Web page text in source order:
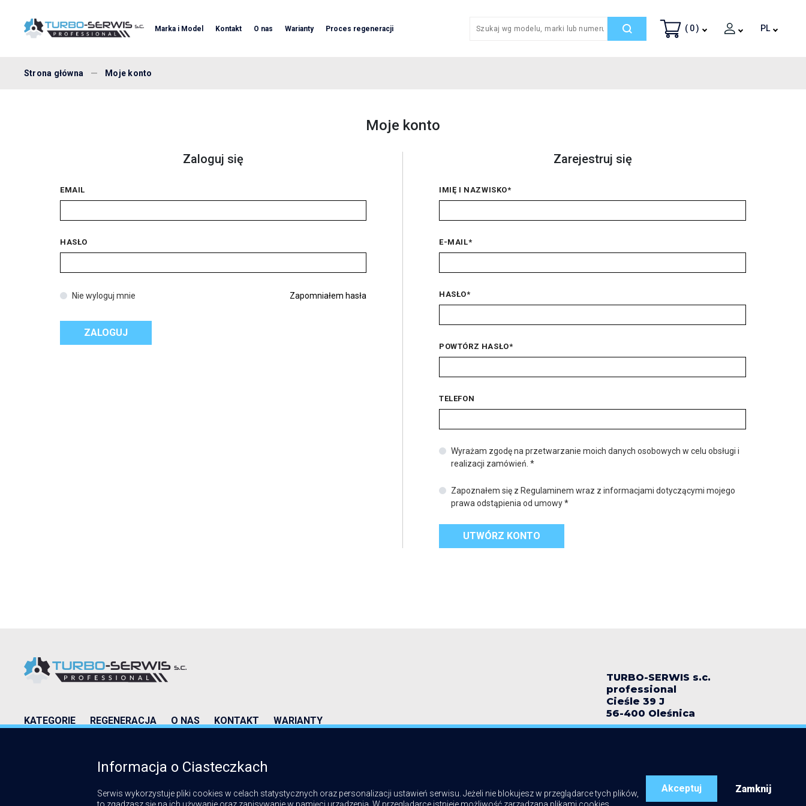
Marka i Model Kontakt O nas Warianty Proces regeneracji ( 0 ) PL
Strona główna Moje konto
Moje konto
Zaloguj się
EMAIL
HASŁO
Nie wyloguj mnie Zapomniałem hasła
ZALOGUJ
Zarejestruj się
IMIĘ I NAZWISKO*
E-MAIL*
HASŁO*
POWTÓRZ HASŁO*
TELEFON
Wyrażam zgodę na przetwarzanie moich danych osobowych w celu obsługi i
realizacji zamówień. *
Zapoznałem się z Regulaminem wraz z informacjami dotyczącymi mojego
prawa odstąpienia od umowy*
UTWÓRZ KONTO
Informacja o Ciasteczkach
Serwis wykorzystuje pliki cookies w celach statystycznych oraz personalizacji ustawień serwisu. Jeżeli nie blokujesz w przeglądarce tych plików,
Akceptuj Zamknij
KATEGORIE REGENERACJA O NAS KONTAKT WARIANTY
ZNAJDZIESZ NAS TUTAJ:
TURBO-SERWIS s.c.
professional
Cieśle 39 J
56-400 Oleśnica
+48 504 272 425
+48 500 185 565